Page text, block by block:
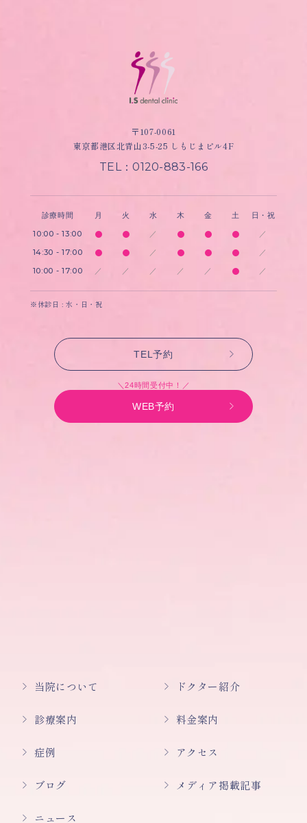
〒107-0061
東京都港区北青山3-5-25 しもじまビル4F
TEL：0120-883-166
診療時間 月 火 水 木 金 土 日・祝
10:00 - 13:00 ／ ／
14:30 - 17:00 ／ ／
10:00 - 17:00 ／ ／ ／ ／ ／ ／
※休診日 : 水・日・祝
TEL予約
＼24時間受付中！／
WEB予約
当院について ドクター紹介
診療案内 料金案内
症例 アクセス
ブログ メディア掲載記事
ニュース